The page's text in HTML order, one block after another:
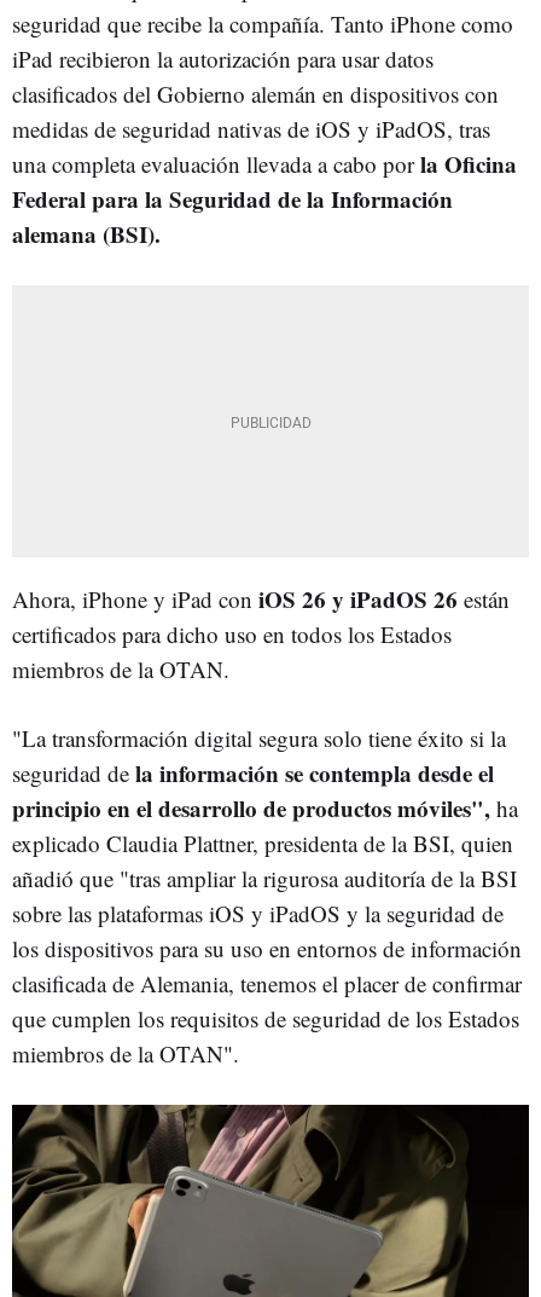
seguridad que recibe la compañía. Tanto iPhone como
iPad recibieron la autorización para usar datos
clasificados del Gobierno alemán en dispositivos con
medidas de seguridad nativas de iOS y iPadOS, tras
una completa evaluación llevada a cabo porla Oficina
Federal para la Seguridad de la Información
alemana (BSI).
Ahora, iPhone y iPad con iOS 26 y iPadOS 26 están
certificados para dicho uso en todos los Estados
miembros de la OTAN.
"La transformación digital segura solo tiene éxito si la
seguridad de la información se contempla desde el
principio en el desarrollo de productos móviles", ha
explicado Claudia Plattner, presidenta de la BSI, quien
añadió que "tras ampliar la rigurosa auditoría de la BSI
sobre las plataformas iOS y iPadOS y la seguridad de
los dispositivos para su uso en entornos de información
clasificada de Alemania, tenemos el placer de confirmar
que cumplen los requisitos de seguridad de los Estados
miembros de la OTAN".